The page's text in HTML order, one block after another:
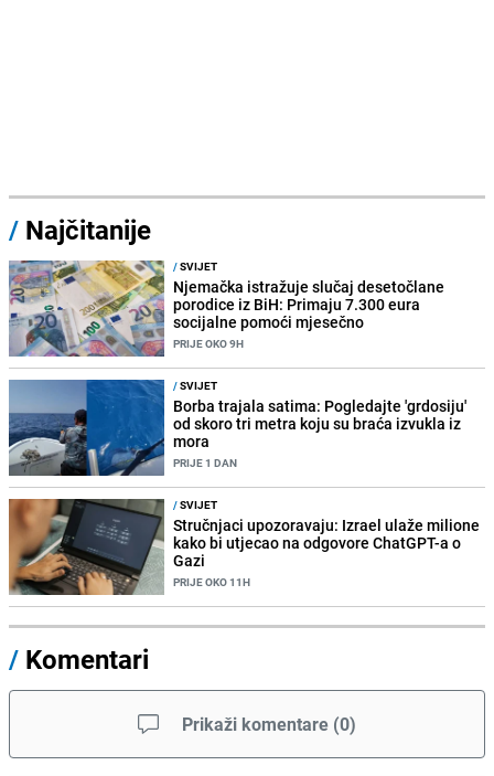
/ Najčitanije
/SVIJET
Njemačka istražuje slučaj desetočlane
porodice iz BiH: Primaju 7.300 eura
socijalne pomoći mjesečno
PRIJE OKO 9H
/SVIJET
Borba trajala satima: Pogledajte 'grdosiju'
od skoro tri metra koju su braća izvukla iz
mora
PRIJE 1 DAN
/SVIJET
Stručnjaci upozoravaju: Izrael ulaže milione
kako bi utjecao na odgovore ChatGPT-a o
Gazi
PRIJE OKO 11H
/ Komentari
Prikaži komentare (0)